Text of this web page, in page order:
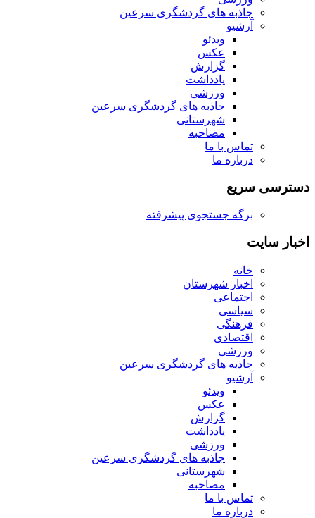
جاذبه های گردشگری سرعین
آرشیو
ویدئو
عکس
گزارش
یادداشت
ورزشی
جاذبه های گردشگری سرعین
شهرستانی
مصاحبه
تماس با ما
درباره ما
دسترسی سریع
برگه جستجوی پیشرفته
اخبار سایت
خانه
اخبار شهرستان
اجتماعی
سیاسی
فرهنگی
اقتصادی
ورزشی
جاذبه های گردشگری سرعین
آرشیو
ویدئو
عکس
گزارش
یادداشت
ورزشی
جاذبه های گردشگری سرعین
شهرستانی
مصاحبه
تماس با ما
درباره ما